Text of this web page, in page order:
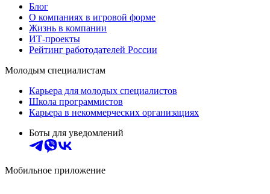
Блог
О компаниях в игровой форме
Жизнь в компании
ИТ-проекты
Рейтинг работодателей России
Молодым специалистам
Карьера для молодых специалистов
Школа программистов
Карьера в некоммерческих организациях
Боты для уведомлений
Мобильное приложение